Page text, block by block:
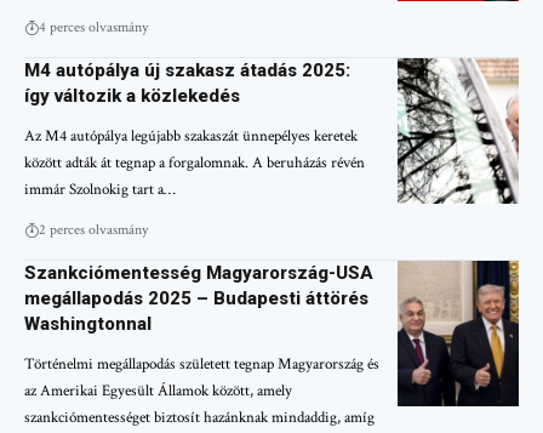
4 perces olvasmány
M4 autópálya új szakasz átadás 2025:
így változik a közlekedés
Az M4 autópálya legújabb szakaszát ünnepélyes keretek
között adták át tegnap a forgalomnak. A beruházás révén
immár Szolnokig tart a…
2 perces olvasmány
Szankciómentesség Magyarország-USA
megállapodás 2025 – Budapesti áttörés
Washingtonnal
Történelmi megállapodás született tegnap Magyarország és
az Amerikai Egyesült Államok között, amely
szankciómentességet biztosít hazánknak mindaddig, amíg